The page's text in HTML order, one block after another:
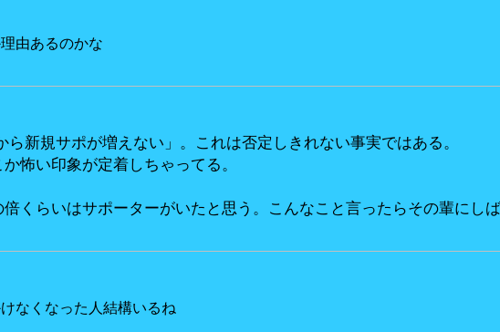
由あるのかな
ら新規サポが増えない」。これは否定しきれない事実ではある。
怖い印象が定着しちゃってる。
くらいはサポーターがいたと思う。こんなこと言ったらその輩にしば
なくなった人結構いるね